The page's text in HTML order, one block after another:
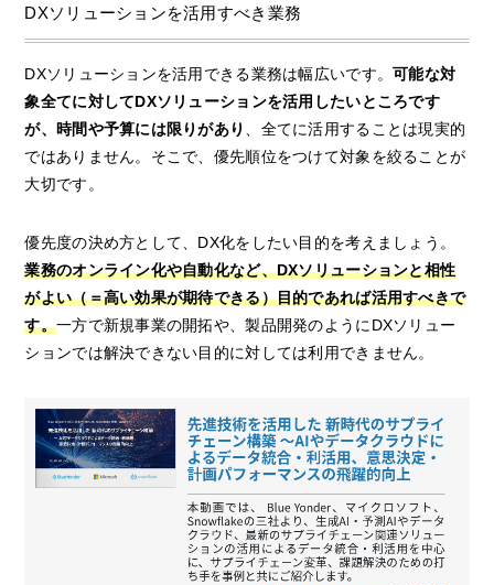
DXソリューションを活用すべき業務
DXソリューションを活用できる業務は幅広いです。可能な対
象全てに対してDXソリューションを活用したいところです
が、時間や予算には限りがあり
、全てに活用することは現実的
ではありません。そこで、優先順位をつけて対象を絞ることが
大切です。
優先度の決め方として、DX化をしたい目的を考えましょう。
業務のオンライン化や自動化など、DXソリューションと相性
がよい（＝高い効果が期待できる）目的であれば活用すべきで
す。一方で新規事業の開拓や、製品開発のようにDXソリュー
ションでは解決できない目的に対しては利用できません。